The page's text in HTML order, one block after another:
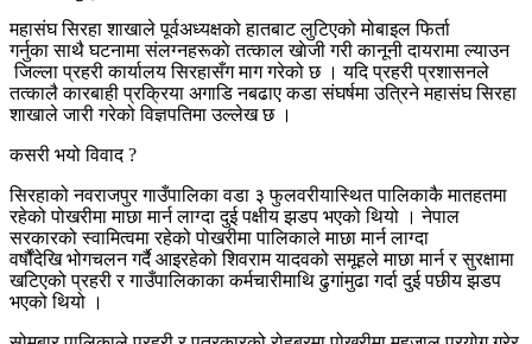
महासंघ सिरहा शाखाले पूर्वअध्यक्षको हातबाट लुटिएको मोबाइल फिर्ता
गर्नुका साथै घटनामा संलग्नहरूकाे तत्काल खाेजी गरी कानूनी दायरामा ल्याउन
जिल्ला प्रहरी कार्यालय सिरहासँग माग गरेको छ । यदि प्रहरी प्रशासनले
तत्कालै कारबाही प्रक्रिया अगाडि नबढाए कडा संघर्षमा उत्रिने महासंघ सिरहा
शाखाले जारी गरेको विज्ञपतिमा उल्लेख छ ।
कसरी भयो विवाद ?
सिरहाको नवराजपुर गाउँपालिका वडा ३ फुलवरीयास्थित पालिकाकै मातहतमा
रहेको पोखरीमा माछा मार्न लाग्दा दुई पक्षीय झडप भएको थियो । नेपाल
सरकारको स्वामित्वमा रहेको पोखरीमा पालिकाले माछा मार्न लाग्दा
वर्षौंदेखि भोगचलन गर्दै आइरहेको शिवराम यादवको समूहले माछा मार्न र सुरक्षामा
खटिएको प्रहरी र गाउँपालिकाका कर्मचारीमाथि ढुगांमुढा गर्दा दुई पछीय झडप
भएको थियो ।